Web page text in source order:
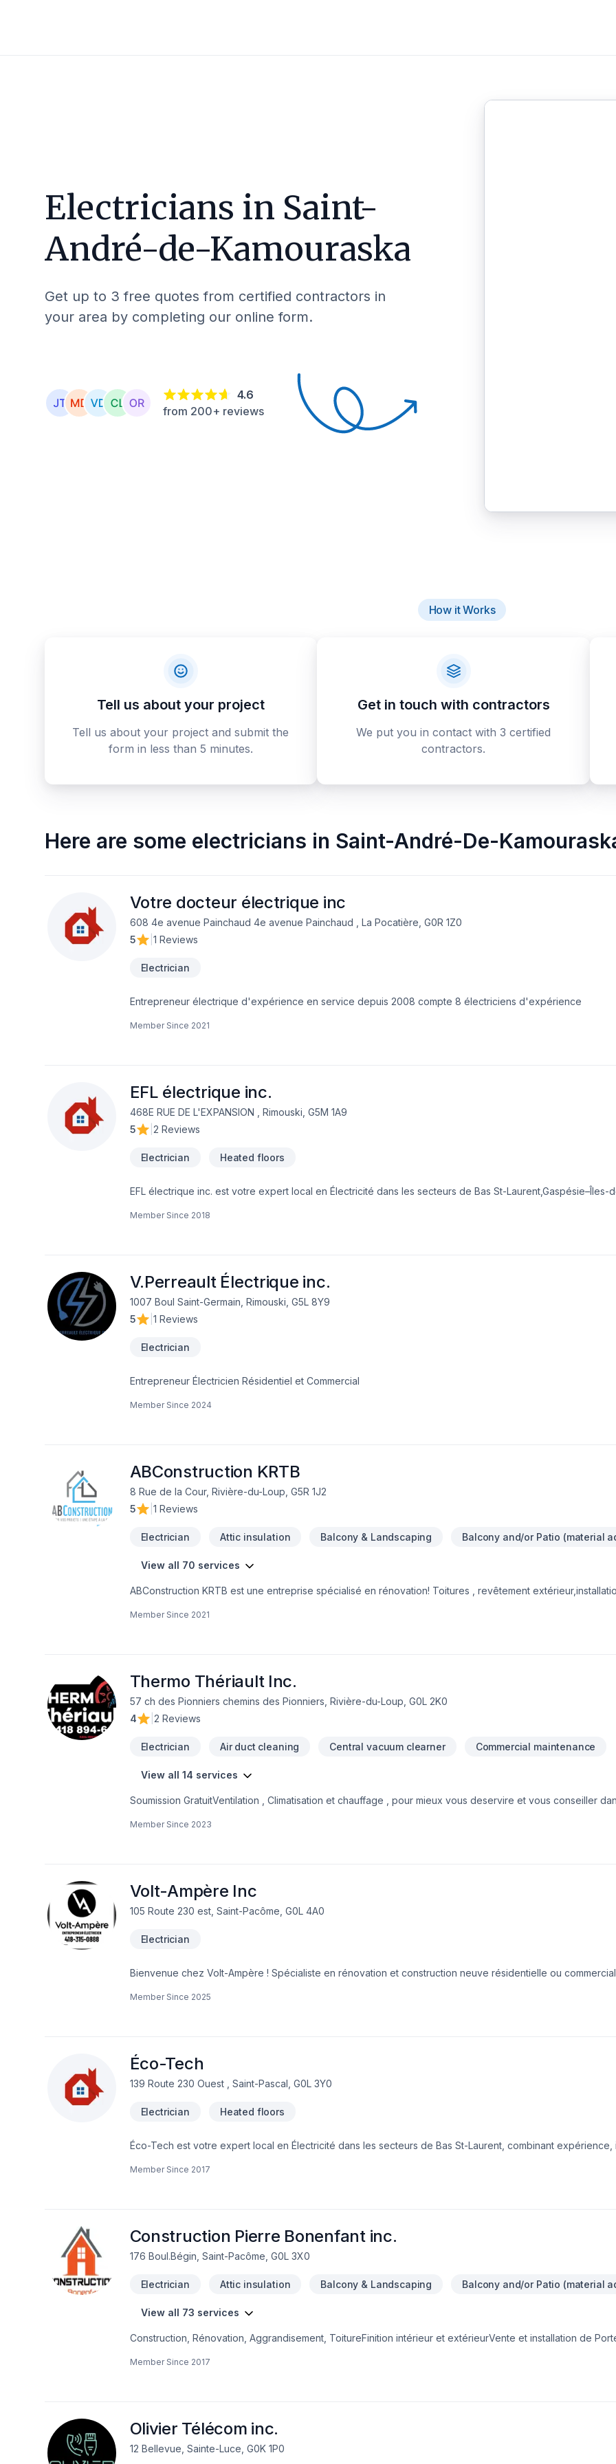
Electricians in Saint-
André-de-Kamouraska
Get up to 3 free quotes from certified contractors in
your area by completing our online form.
4.6
from 200+ reviews
How it Works
Tell us about your project
Tell us about your project and submit the
form in less than 5 minutes.
Get in touch with contractors
We put you in contact with 3 certified
contractors.
Here are some electricians in Saint-André-De-
Votre docteur électrique inc
608 4e avenue Painchaud 4e avenue Painchaud , La Pocatière, G0R 1Z0
5
1 Reviews
Electrician
Entrepreneur électrique d'expérience en service depuis 2008 compte 8 électriciens d'expérience
Member Since 2021
EFL électrique inc.
468E RUE DE L'EXPANSION , Rimouski, G5M 1A9
5
2 Reviews
Electrician Heated floors
EFL électrique inc. est votre expert local en Électricité dans les secteurs de Bas St-Laurent,Gaspésie–Îles-
de confiance avec nos clients. Nous sommes impatients de collaborer avec vous pour concrétiser votre
Member Since 2018
V.Perreault Électrique inc.
1007 Boul Saint-Germain, Rimouski, G5L 8Y9
5
1 Reviews
Electrician
Entrepreneur Électricien Résidentiel et Commercial
Member Since 2024
ABConstruction KRTB
8 Rue de la Cour, Rivière-du-Loup, G5R 1J2
5
1 Reviews
Electrician Attic insulation Balcony & Landscaping Balcony and/or Patio (material
View all 70 services
ABConstruction KRTB est une entreprise spécialisé en rénovation! Toitures , revêtement
Member Since 2021
Thermo Thériault Inc.
57 ch des Pionniers chemins des Pionniers, Rivière-du-Loup, G0L 2K0
4
2 Reviews
Electrician Air duct cleaning Central vacuum clearner Commercial maintenance
View all 14 services
Soumission GratuitVentilation , Climatisation et chauffage , pour mieux vous deservire et vous conseiller
installation aspirateur central Nettoyage de conduit de ventilation et thermopompe. Vente et installation de
Member Since 2023
Volt-Ampère Inc
105 Route 230 est, Saint-Pacôme, G0L 4A0
Electrician
Bienvenue chez Volt-Ampère ! Spécialiste en rénovation et construction neuve résidentielle ou
thermopompe, installation de borne de recharge, installation de spa, mise aux normes de votre installation
Member Since 2025
Éco-Tech
139 Route 230 Ouest , Saint-Pascal, G0L 3Y0
Electrician Heated floors
Éco-Tech est votre expert local en Électricité dans les secteurs de Bas St-Laurent, combinant expérience,
main irréprochable. Demandez votre soumission personnalisée et démarrez votre projet en toute
Member Since 2017
Construction Pierre Bonenfant inc.
176 Boul.Bégin, Saint-Pacôme, G0L 3X0
Electrician Attic insulation Balcony & Landscaping Balcony and/or Patio (material
View all 73 services
Construction, Rénovation, Aggrandisement, ToitureFinition intérieur et extérieurVente et installation de
Member Since 2017
Olivier Télécom inc.
12 Bellevue, Sainte-Luce, G0K 1P0